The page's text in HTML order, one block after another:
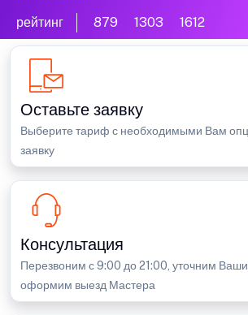
рейтинг 879 1303 1612
Оставьте заявку
Выберите тариф с необходимыми Вам
заявку
Консультация
Перезвоним с 9:00 до 21:00, уточним
оформим выезд Мастера